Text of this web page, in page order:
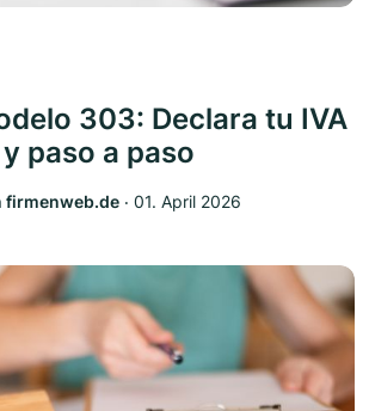
303: Declara tu IVA
paso a paso
firmenweb.de ‧ 01. April 2026